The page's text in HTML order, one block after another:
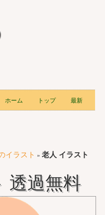
ホーム トップ 最新
イラスト » 老人 イラスト
透過無料